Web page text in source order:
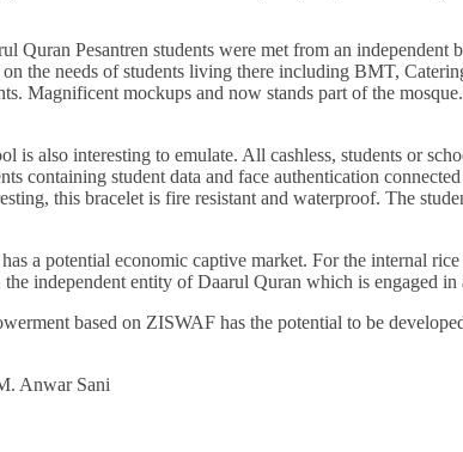
Pesantren students were met from an independent
the needs of students living there including BMT,
Magnificent mockups and now stands part of the mosque.
also interesting to emulate. All cashless, students or
containing student data and face authentication
this bracelet is fire resistant and waterproof. The
a potential economic captive market. For the internal rice
independent entity of Daarul Quran which is engaged in
based on ZISWAF has the potential to be
Anwar Sani